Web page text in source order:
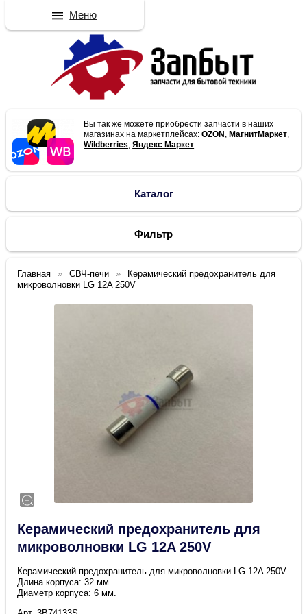
Вы так же можете приобрести запчасти в наших
магазинах на маркетплейсах:OZON , МагнитМаркет,
Wildberries,Яндекс Маркет
Каталог
Фильтр
Главная СВЧ-печи
Керамический предохранитель для
микроволновки LG 12A 250V
Керамический предохранитель для
микроволновки LG 12A 250V
Керамический предохранитель для микроволновки LG 12A 250V
Длина корпуса: 32 мм
Диаметр корпуса: 6 мм.
Меню